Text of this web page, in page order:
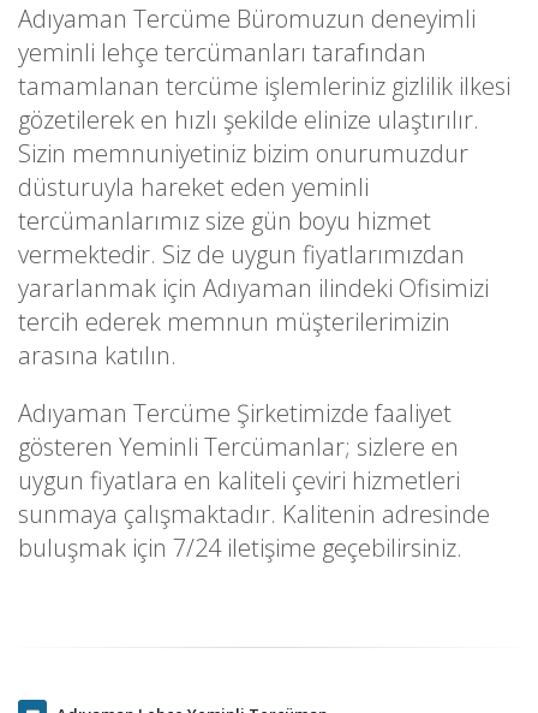
Adıyaman Tercüme Büromuzun deneyimli
yeminli lehçe tercümanları tarafından
tamamlanan tercüme işlemleriniz gizlilik ilkesi
gözetilerek en hızlı şekilde elinize ulaştırılır.
Sizin memnuniyetiniz bizim onurumuzdur
düsturuyla hareket eden yeminli
tercümanlarımız size gün boyu hizmet
vermektedir. Siz de uygun fiyatlarımızdan
yararlanmak için Adıyaman ilindeki Ofisimizi
tercih ederek memnun müşterilerimizin
arasına katılın.
Adıyaman Tercüme Şirketimizde faaliyet
gösteren Yeminli Tercümanlar; sizlere en
uygun fiyatlara en kaliteli çeviri hizmetleri
sunmaya çalışmaktadır. Kalitenin adresinde
buluşmak için 7/24 iletişime geçebilirsiniz.